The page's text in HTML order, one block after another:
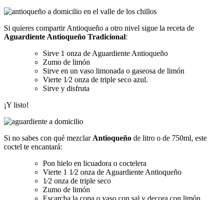
Si quieres compartir Antioqueño a otro nivel sigue la receta de
Aguardiente Antioqueño Tradicional:
Sirve 1 onza de Aguardiente Antioqueño
Zumo de limón
Sirve en un vaso limonada o gaseosa de limón
Vierte 1⁄2 onza de triple seco azul.
Sirve y disfruta
¡Y listo!
Si no sabes con qué mezclar Antioqueño de litro o de 750ml, este
coctel te encantará:
Pon hielo en licuadora o coctelera
Vierte 1 1⁄2 onza de Aguardiente Antioqueño
1⁄2 onza de triple seco
Zumo de limón
Escarcha la copa o vaso con sal y decora con limón